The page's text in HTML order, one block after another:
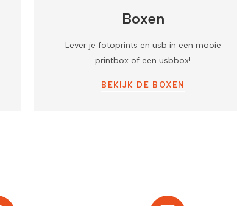
Boxen
Lever je fotoprints en usb in een mooie
printbox of een usbbox!
BEKIJK DE BOXEN